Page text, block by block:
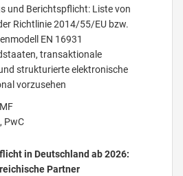
und Berichtspflicht: Liste von
Richtlinie 2014/55/EU bzw.
EN 16931
transaktionale
strukturierte elektronische
vorzusehen
, PwC
in Deutschland ab 2026:
Partner